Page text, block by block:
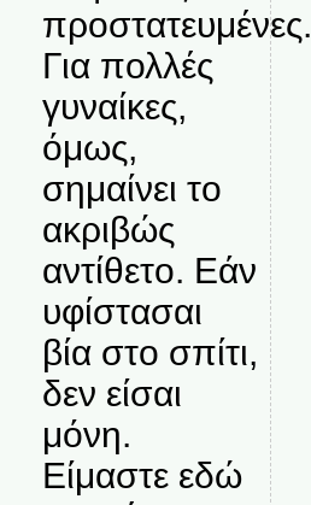
προστατευμένες.
Για πολλές
γυναίκες,
όμως,
σημαίνει το
ακριβώς
αντίθετο. Εάν
υφίστασαι
βία στο σπίτι,
δεν είσαι
μόνη.
Είμαστε εδώ